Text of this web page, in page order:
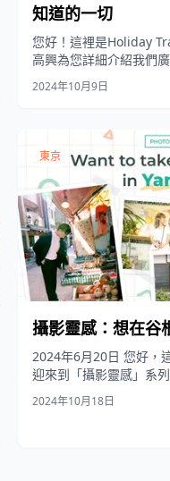
知道的一切
您好！這裡是Holiday
高興為您詳細介紹我們
私人攝影體驗」。
2024年10月9日
東京
攝影靈感：想在谷
2024年6月20日 您好，
迎來到「攝影靈感」系
以在...
2024年10月18日